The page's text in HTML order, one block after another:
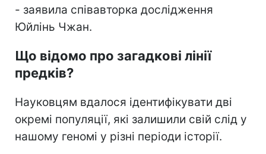
- заявила співавторка дослідження
Юйлінь Чжан.
Що відомо про загадкові лінії
предків?
Науковцям вдалося ідентифікувати дві
окремі популяції, які залишили свій слід у
нашому геномі у різні періоди історії.